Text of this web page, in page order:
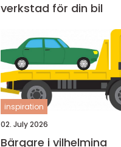
verkstad för din bil
inspiration
02. July 2026
Bärgare i vilhelmina